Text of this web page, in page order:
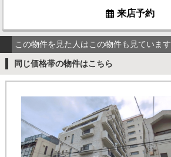
来店予約
この物件を見た人はこの物件も見ています
同じ価格帯の物件はこちら